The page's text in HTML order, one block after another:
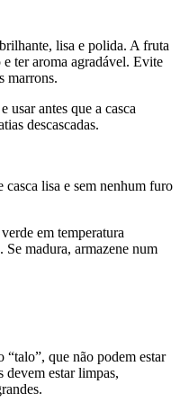
lisa e polida. A fruta
e ter aroma agradável. Evite
marrons.
usar antes que a casca
descascadas.
casca lisa e sem nenhum furo
em temperatura
Se madura, armazene num
que não podem estar
estar limpas,